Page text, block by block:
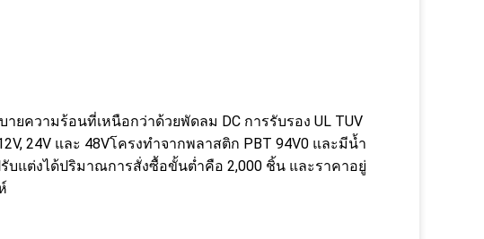
ยความร้อนที่เหนือกว่าด้วยพัดลม DC การรับรอง UL TUV
24V และ 48Vโครงทำจากพลาสติก PBT 94V0 และมีน้ำ
บแต่งได้ปริมาณการสั่งซื้อขั้นต่ำคือ 2,000 ชิ้น และราคาอยู่